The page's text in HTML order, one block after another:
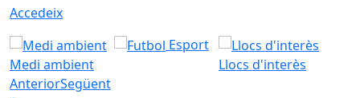
Accedeix
Medi ambient
Esport
Llocs d'interès
AnteriorSegüent